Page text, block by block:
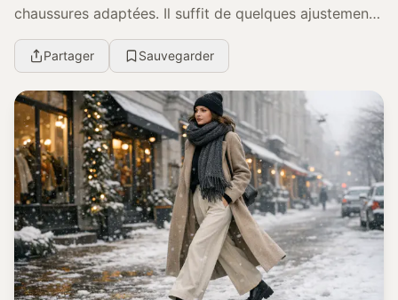
chaussures adaptées. Il suffit de quelques ajustements
pour rester au chaud, élégante et équilibrée...
Partager Sauvegarder